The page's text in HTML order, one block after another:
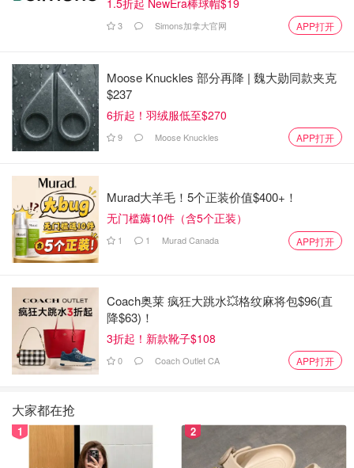
3 Simons加拿大官网 APP打开
Moose Knuckles 部分再降 | 魏大勋同款夹克
$237
6折起！羽绒服低至$270
9 Moose Knuckles APP打开
Murad大羊毛！5个正装价值$400+！
无门槛薅10件（含5个正装）
1 1 Murad Canada APP打开
Coach奥莱 疯狂大跳水💥格纹麻将包$96(直
降$63)！
3折起！新款靴子$108
0 Coach Outlet CA APP打开
大家都在抢
1 2